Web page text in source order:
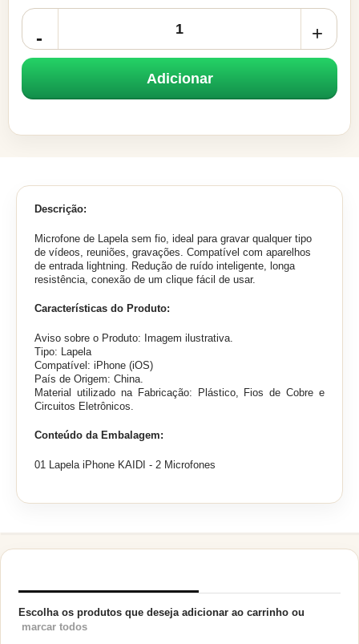
Adicionar
Descrição:
Microfone de Lapela sem fio, ideal para gravar qualquer tipo
de vídeos, reuniões, gravações. Compatível com aparelhos
de entrada lightning. Redução de ruído inteligente, longa
resistência, conexão de um clique fácil de usar.
Características do Produto:
Aviso sobre o Produto: Imagem ilustrativa.
Tipo: Lapela
Compatível: iPhone (iOS)
País de Origem: China.
Material utilizado na Fabricação: Plástico, Fios de Cobre e
Circuitos Eletrônicos.
Conteúdo da Embalagem:
01 Lapela iPhone KAIDI - 2 Microfones
Escolha os produtos que deseja adicionar ao carrinho ou
marcar todos